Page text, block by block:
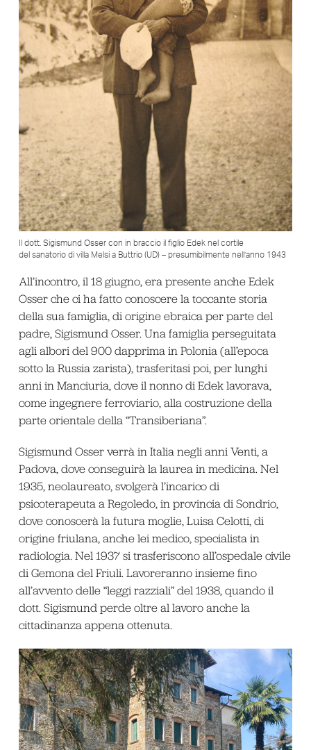
Il dott. Sigismund Osser con in braccio il figlio Edek nel cortile
del sanatorio di villa Melsi a Buttrio (UD) – presumibilmente nell’anno 1943
All’incontro, il 18 giugno, era presente anche Edek
Osser che ci ha fatto conoscere la toccante storia
della sua famiglia, di origine ebraica per parte del
padre, Sigismund Osser. Una famiglia perseguitata
agli albori del 900 dapprima in Polonia (all’epoca
sotto la Russia zarista), trasferitasi poi, per lunghi
anni in Manciuria, dove il nonno di Edek lavorava,
come ingegnere ferroviario, alla costruzione della
parte orientale della “Transiberiana”.
Sigismund Osser verrà in Italia negli anni Venti, a
Padova, dove conseguirà la laurea in medicina. Nel
1935, neolaureato, svolgerà l’incarico di
psicoterapeuta a Regoledo, in provincia di Sondrio,
dove conoscerà la futura moglie, Luisa Celotti, di
origine friulana, anche lei medico, specialista in
radiologia. Nel 1937 si trasferiscono all’ospedale civile
di Gemona del Friuli. Lavoreranno insieme fino
all’avvento delle “leggi razziali” del 1938, quando il
dott. Sigismund perde oltre al lavoro anche la
cittadinanza appena ottenuta.